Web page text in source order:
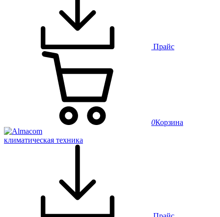
Прайс
0Корзина
климатическая техника